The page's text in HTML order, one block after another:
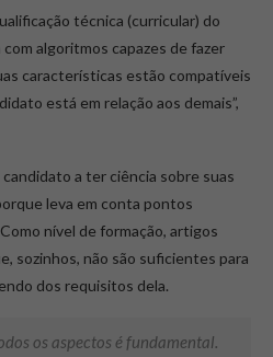
técnica (curricular) do
algoritmos capazes de fazer
características estão compatíveis
está em relação aos demais”,
candidato a ter ciência sobre suas
leva em conta pontos
nível de formação, artigos
sozinhos, não são suficientes para
dos requisitos dela.
os aspectos é fundamental.